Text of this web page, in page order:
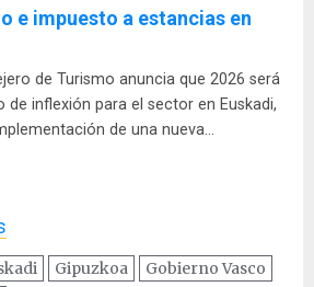
e impuesto a estancias en
de Turismo anuncia que 2026 será
de inflexión para el sector en Euskadi,
de una nueva…
Gipuzkoa
Gobierno Vasco